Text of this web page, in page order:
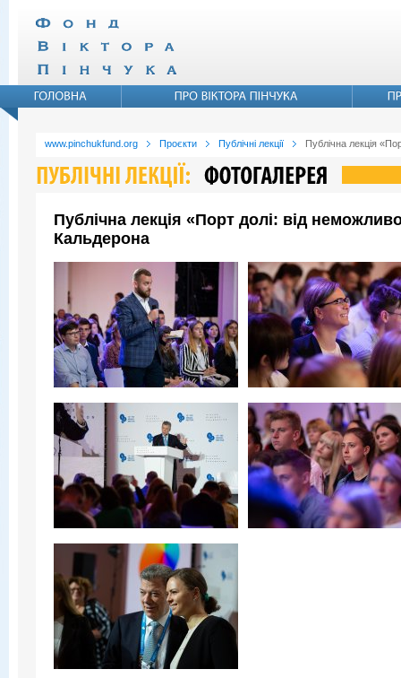
www.pinchukfund.org Проєкти Публічні лекції Публічна лекція
Публічна лекція «Порт долі: від
Кальдерона